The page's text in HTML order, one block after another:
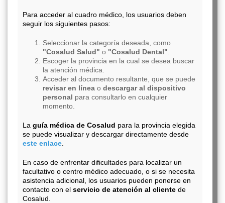
Para acceder al cuadro médico, los usuarios deben
seguir los siguientes pasos:
Seleccionar la categoría deseada, como
"Cosalud Salud" o "Cosalud Dental"
Escoger la provincia en la cual se desea buscar
la atención médica.
Acceder al documento resultante, que se puede
revisar en línea o descargar al dispositivo
personal para consultarlo en cualquier
momento.
La guía médica de Cosalud para la provincia elegida
se puede visualizar y descargar directamente desde
este enlace
En caso de enfrentar dificultades para localizar un
facultativo o centro médico adecuado, o si se necesita
asistencia adicional, los usuarios pueden ponerse en
contacto con el servicio de atención al cliente de
Cosalud.